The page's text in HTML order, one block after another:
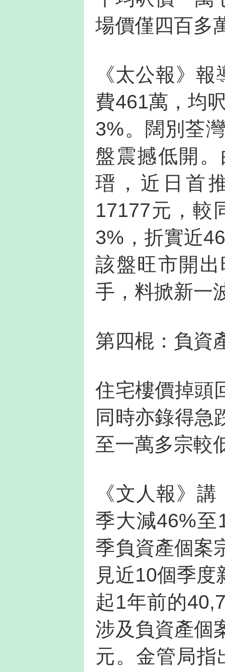
場價僅四百多
《太公報》
費461萬，均
3%。闊別荃
盤震撼低開
瑨，近日首
17177元，較
3%，折實近
該盤旺市開
手，料掀新一
第四棍：負資
住宅樓價掉頭
同時亦錄得急
至一萬多宗較
《文人報》
季大減46%至
季負資產個案
見近10個季
起1年前的
涉及負資產個
元。金管局指